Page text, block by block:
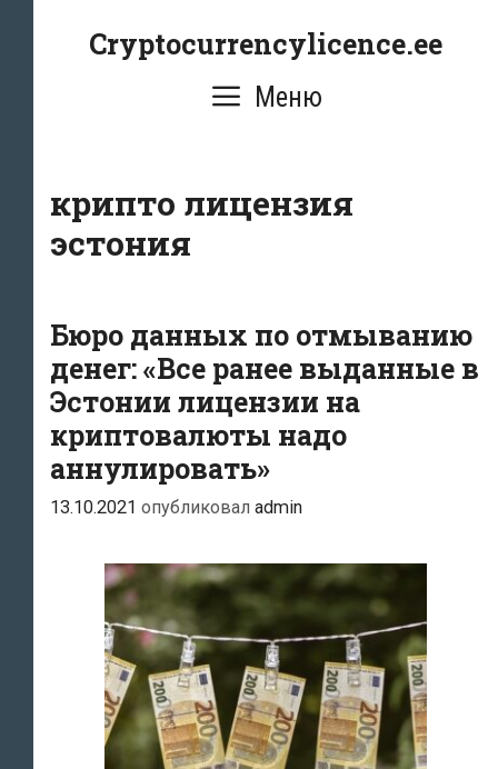
Cryptocurrencylicence.ee
Меню
крипто лицензия
эстония
Бюро данных по отмыванию
денег: «Все ранее выданные в
Эстонии лицензии на
криптовалюты надо
аннулировать»
13.10.2021 опубликовал admin